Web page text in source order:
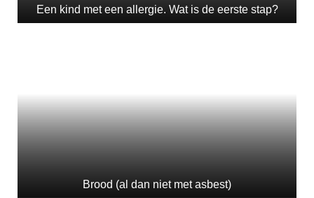
Een kind met een allergie. Wat is de eerste stap?
Brood (al dan niet met asbest)